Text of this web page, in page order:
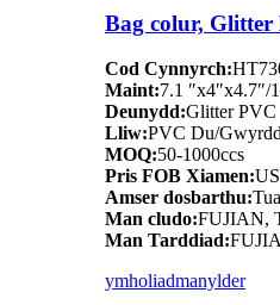
Bag colur,
Cod Cynnyrch:
Maint:7.1 ″x4″x4.7″/
Deunydd:Glitter PVC
Lliw:PVC Du/
MOQ:50-1000ccs
Pris FOB Xiamen:
Amser dosbarthu:
Man cludo:FUJIAN,
Man Tarddiad:
ymholiadmanylder